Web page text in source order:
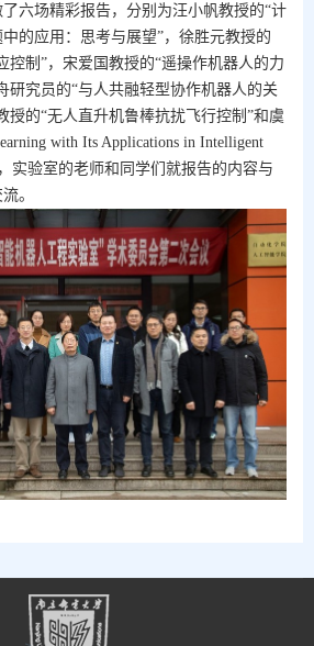
六场精彩报告，分别为汪小帆教授的“计
的应用：思考与展望”，徐胜元教授的
控制”，宋爱国教授的“遥操作机器人的力
研究员的“与人共融轻型协作机器人的关
授的“无人直升机鲁棒抗扰飞行控制”和虞
with Its Applications in Intelligent
实验室的老师和同学们就报告的内容与
。